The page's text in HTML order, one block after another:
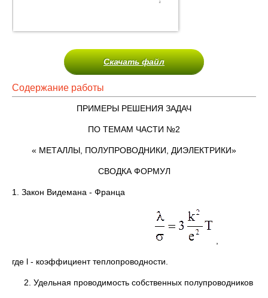
Скачать файл
Содержание работы
ПРИМЕРЫ РЕШЕНИЯ ЗАДАЧ
ПО ТЕМАМ ЧАСТИ №2
« МЕТАЛЛЫ, ПОЛУПРОВОДНИКИ, ДИЭЛЕКТРИКИ»
СВОДКА ФОРМУЛ
1. Закон Видемана - Франца
где l - коэффициент теплопроводности.
2. Удельная проводимость собственных полупроводников